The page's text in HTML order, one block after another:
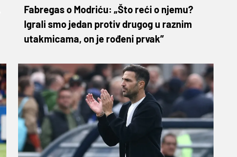
Fabregas o Modriću: „Što reći o njemu?
Igrali smo jedan protiv drugog u raznim
utakmicama, on je rođeni prvak”